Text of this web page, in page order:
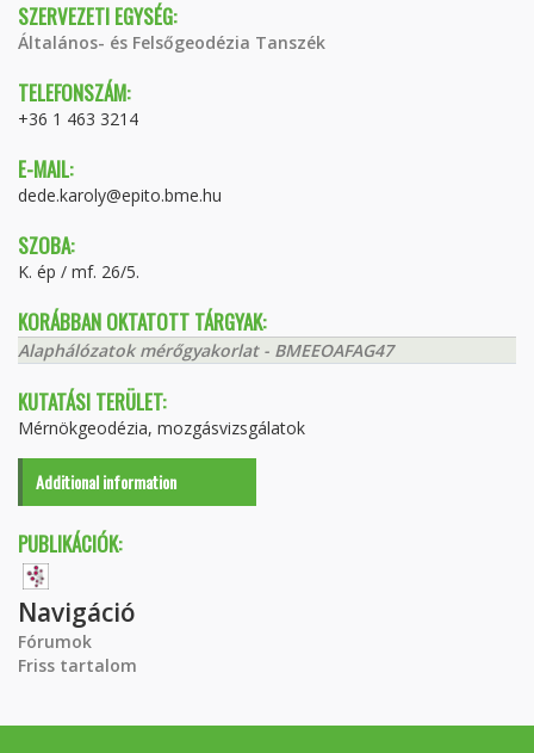
SZERVEZETI EGYSÉG:
Általános- és Felsőgeodézia Tanszék
TELEFONSZÁM:
+36 1 463 3214
E-MAIL:
dede.karoly@epito.bme.hu
SZOBA:
K. ép / mf. 26/5.
KORÁBBAN OKTATOTT TÁRGYAK:
Alaphálózatok mérőgyakorlat - BMEEOAFAG47
KUTATÁSI TERÜLET:
Mérnökgeodézia, mozgásvizsgálatok
Additional information
PUBLIKÁCIÓK:
Navigáció
Fórumok
Friss tartalom